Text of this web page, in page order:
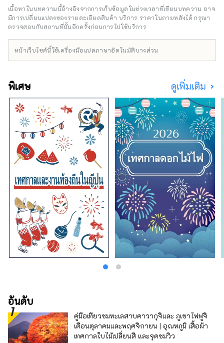
เนื้อหาในบทความนี้อ้างอิงจากการเก็บข้อมูลในช่วงเวลาที่เขียนบทความ อาจ
มีการเปลี่ยนแปลงของรายละเอียดสินค้า บริการ ราคาในภายหลังได้ กรุณา
ตรวจสอบกับสถานที่นั้นอีกครั้งก่อนการไปใช้บริการ
หน้าเว็บไซต์นี้ใช้เครื่องมือแปลภาษาอัตโนมัติบางส่วน
พิเศษ ดูเพิ่มเติม
อันดับ
คู่มือเที่ยวชมทะเลสาบคาวากุจิและ ภูเขาไฟฟูจิ
เดือนตุลาคมและพฤศจิกายน | อุณหภูมิ เสื้อผ้า
เทศกาลใบไม้เปลี่ยนสี และจุดชมวิว